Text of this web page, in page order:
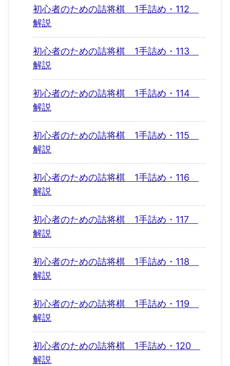
初心者のための詰将棋 1手詰め・112
解説
初心者のための詰将棋 1手詰め・113
解説
初心者のための詰将棋 1手詰め・114
解説
初心者のための詰将棋 1手詰め・115
解説
初心者のための詰将棋 1手詰め・116
解説
初心者のための詰将棋 1手詰め・117
解説
初心者のための詰将棋 1手詰め・118
解説
初心者のための詰将棋 1手詰め・119
解説
初心者のための詰将棋 1手詰め・120
解説